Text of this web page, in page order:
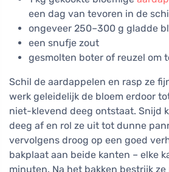
een dag van tevoren in de
ongeveer 250–300 g gladde
een snufje zout
gesmolten boter of reuzel om
Schil de aardappelen en rasp ze
werk geleidelijk de bloem erdoor
niet-klevend deeg ontstaat. Snijd
deeg af en rol ze uit tot dunne
vervolgens droog op een goed
bakplaat aan beide kanten – elke
minuten. Na het bakken bestrijk